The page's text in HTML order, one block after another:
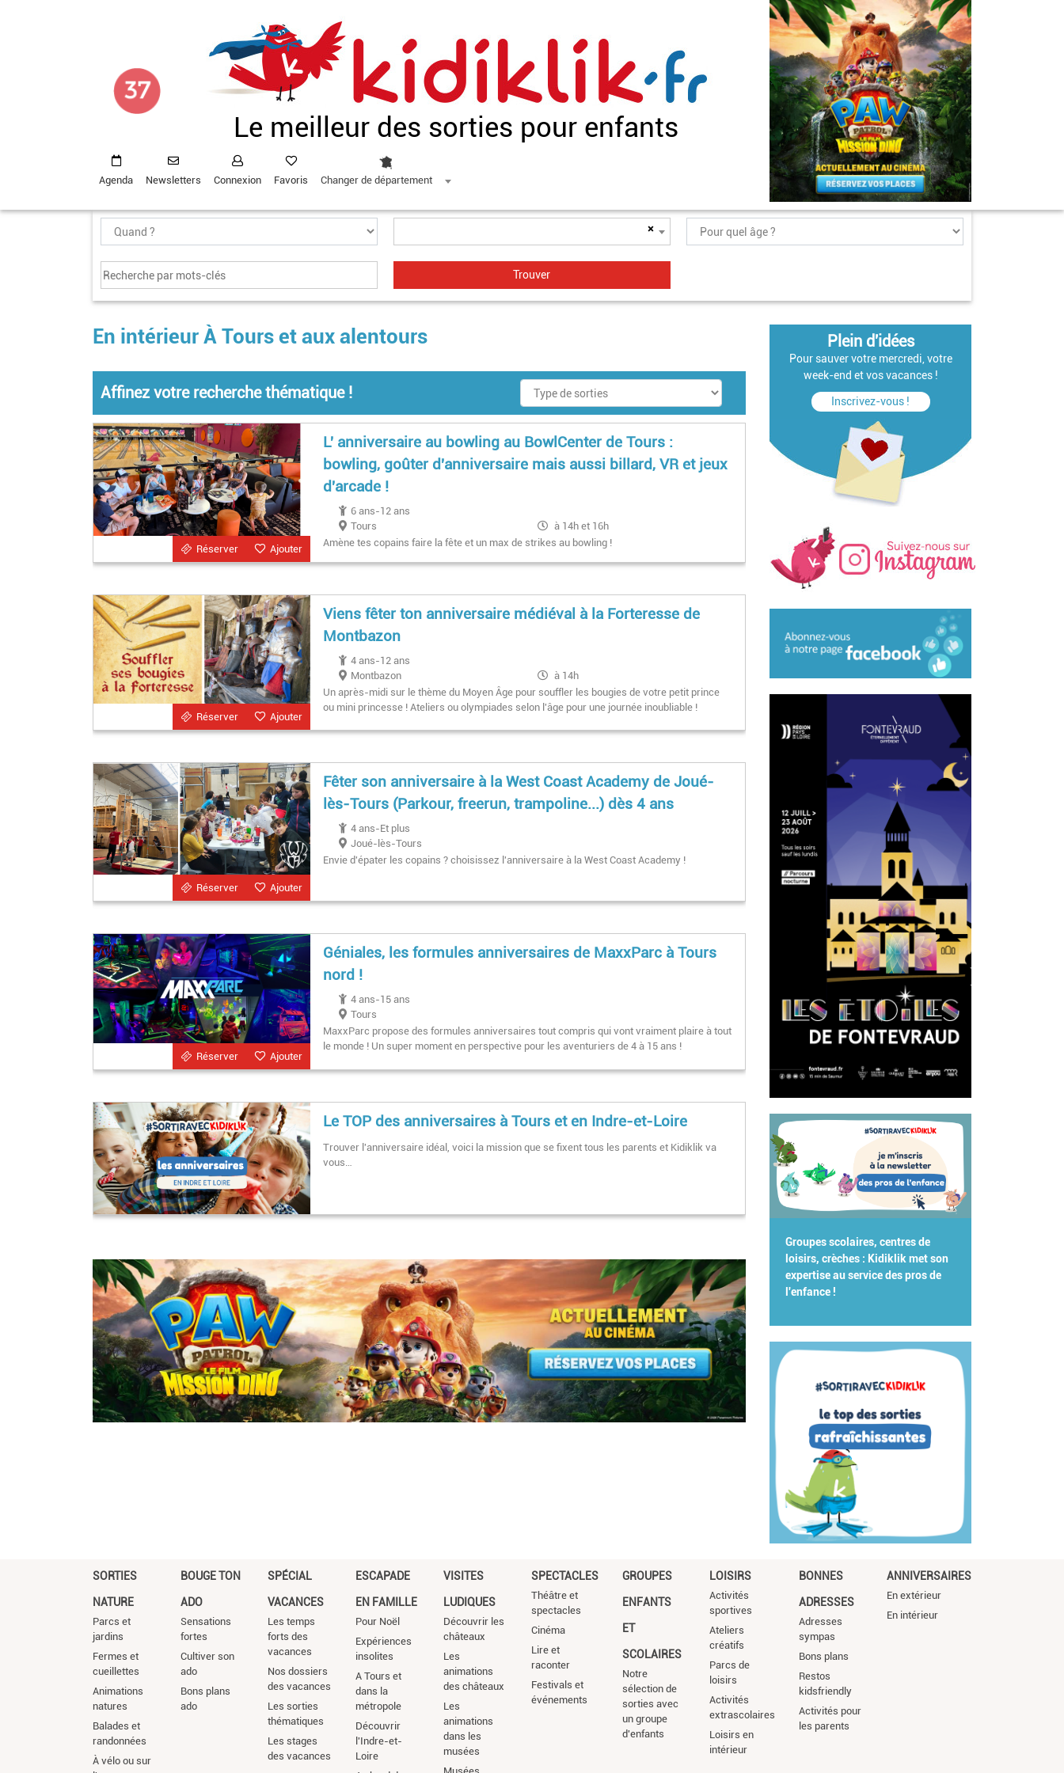
Le meilleur des sorties pour enfants
Agenda Newsletters Connexion Favoris Changer de département
×
En intérieur À Tours et aux alentours
Affinez votre recherche thématique !
Ajouter
Réserver
L' anniversaire au bowling au BowlCenter de Tours :
bowling, goûter d'anniversaire mais aussi billard, VR et jeux
d'arcade !
6 ans-12 ans
Tours
à 14h et 16h
Amène tes copains faire la fête et un max de strikes au bowling !
Ajouter
Réserver
Viens fêter ton anniversaire médiéval à la Forteresse de
Montbazon
4 ans-12 ans
Montbazon
à 14h
Un après-midi sur le thème du Moyen Âge pour souffler les bougies de votre petit prince
ou mini princesse ! Ateliers ou olympiades selon l'âge pour une journée inoubliable !
Ajouter
Réserver
Fêter son anniversaire à la West Coast Academy de Joué-
lès-Tours (Parkour, freerun, trampoline...) dès 4 ans
4 ans-Et plus
Joué-lès-Tours
Envie d'épater les copains ? choisissez l'anniversaire à la West Coast Academy !
Ajouter
Réserver
Géniales, les formules anniversaires de MaxxParc à Tours
nord !
4 ans-15 ans
Tours
MaxxParc propose des formules anniversaires tout compris qui vont vraiment plaire à tout
le monde ! Un super moment en perspective pour les aventuriers de 4 à 15 ans !
Le TOP des anniversaires à Tours et en Indre-et-Loire
Trouver l'anniversaire idéal, voici la mission que se fixent tous les parents et Kidiklik va
vous…
Plein d'idées
Pour sauver votre mercredi, votre
week-end et vos vacances !
Inscrivez-vous !
Groupes scolaires, centres de
loisirs, crèches : Kidiklik met son
expertise au service des pros de
l'enfance !
SORTIES
NATURE
Parcs et
jardins
Fermes et
cueillettes
Animations
natures
Balades et
randonnées
À vélo ou sur
BOUGE TON
ADO
Sensations
fortes
Cultiver son
ado
Bons plans
ado
SPÉCIAL
VACANCES
Les temps
forts des
vacances
Nos dossiers
des vacances
Les sorties
thématiques
Les stages
des vacances
ESCAPADE
EN FAMILLE
Pour Noël
Expériences
insolites
A Tours et
dans la
métropole
Découvrir
l'Indre-et-
Loire
VISITES
LUDIQUES
Découvrir les
châteaux
Les
animations
des châteaux
Les
animations
dans les
musées
SPECTACLES
Théâtre et
spectacles
Cinéma
Lire et
raconter
Festivals et
événements
GROUPES
ENFANTS
ET
SCOLAIRES
Notre
sélection de
sorties avec
un groupe
d'enfants
LOISIRS
Activités
sportives
Ateliers
créatifs
Parcs de
loisirs
Activités
extrascolaires
Loisirs en
intérieur
BONNES
ADRESSES
Adresses
sympas
Bons plans
Restos
kidsfriendly
Activités pour
les parents
ANNIVERSAIRES
En extérieur
En intérieur